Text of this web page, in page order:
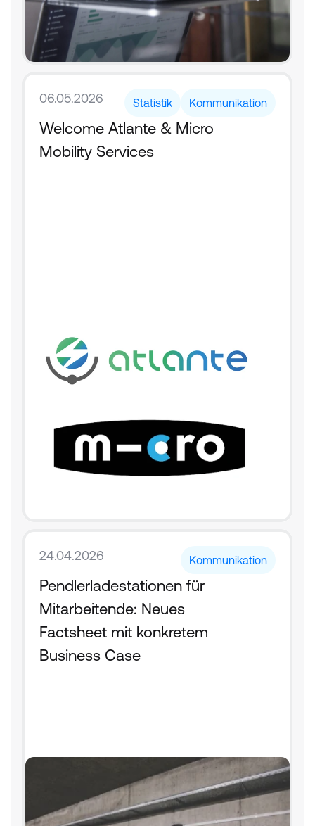
06.05.2026 Statistik Kommunikation
Welcome Atlante & Micro
Mobility Services
24.04.2026 Kommunikation
Pendlerladestationen für
Mitarbeitende: Neues
Factsheet mit konkretem
Business Case